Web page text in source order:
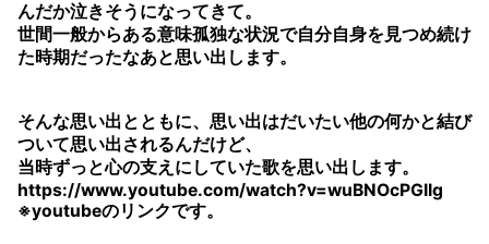
んだか泣きそうになってきて。
世間一般からある意味孤独な状況で自分自身を見つめ続け
た時期だったなあと思い出します。
そんな思い出とともに、思い出はだいたい他の何かと結び
ついて思い出されるんだけど、
当時ずっと心の支えにしていた歌を思い出します。
https://www.youtube.com/watch?v=wuBNOcPGIIg
※youtubeのリンクです。